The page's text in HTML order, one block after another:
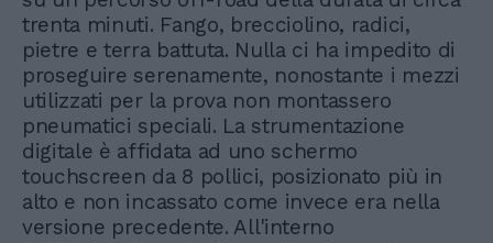
trenta minuti. Fango, brecciolino, radici,
pietre e terra battuta. Nulla ci ha impedito di
proseguire serenamente, nonostante i mezzi
utilizzati per la prova non montassero
pneumatici speciali. La strumentazione
digitale è affidata ad uno schermo
touchscreen da 8 pollici, posizionato più in
alto e non incassato come invece era nella
versione precedente. All'interno